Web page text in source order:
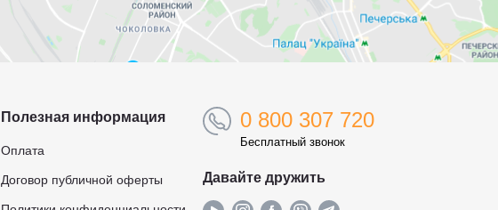
Полезная информация
Оплата
Договор публичной оферты
0 800 307 720
Бесплатный звонок
Давайте дружить